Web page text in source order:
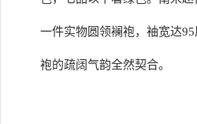
一件实物圆领襕袍，袖宽达
袍的疏阔气韵全然契合。